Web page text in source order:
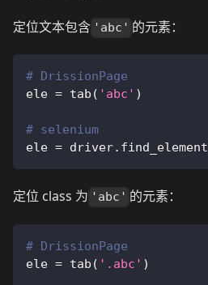
定位文本包含 'abc' 的元素：
# DrissionPage
ele = tab ( 'abc' )
# selenium
ele = driver. find_element
定位 class 为 'abc' 的元素：
# DrissionPage
ele = tab ( '.abc' )